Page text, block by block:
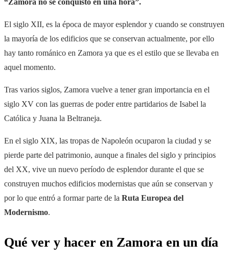
“Zamora no se conquistó en una hora”.
El siglo XII, es la época de mayor esplendor y cuando se construyen
la mayoría de los edificios que se conservan actualmente, por ello
hay tanto románico en Zamora ya que es el estilo que se llevaba en
aquel momento.
Tras varios siglos, Zamora vuelve a tener gran importancia en el
siglo XV con las guerras de poder entre partidarios de Isabel la
Católica y Juana la Beltraneja.
En el siglo XIX, las tropas de Napoleón ocuparon la ciudad y se
pierde parte del patrimonio, aunque a finales del siglo y principios
del XX, vive un nuevo período de esplendor durante el que se
construyen muchos edificios modernistas que aún se conservan y
por lo que entró a formar parte de la Ruta Europea del
Modernismo.
Qué ver y hacer en Zamora en un día